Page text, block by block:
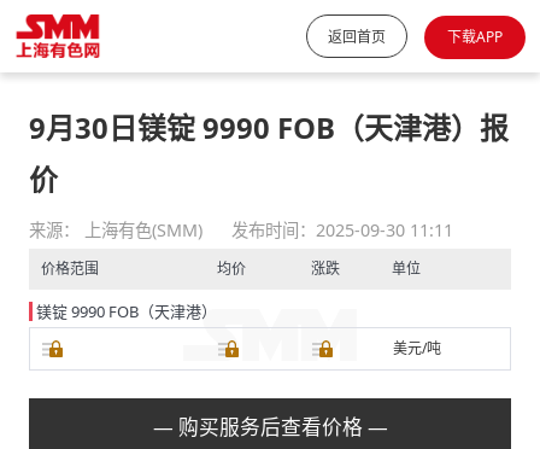
返回首页 下载APP
9月30日镁锭 9990 FOB（天津港）报
价
来源： 上海有色(SMM) 发布时间：2025-09-30 11:11
价格范围 均价 涨跌 单位
镁锭 9990 FOB（天津港）
美元/吨
— 购买服务后查看价格 —